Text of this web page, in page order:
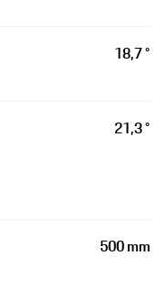
18,7 °
21,3 °
500 mm